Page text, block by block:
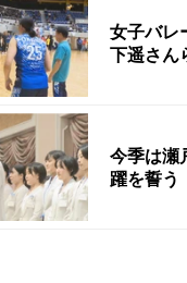
女子バ
下遥さん
今季は瀬
躍を誓う